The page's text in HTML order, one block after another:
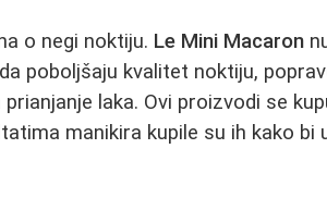
o negi noktiju. Le Mini Macaron
poboljšaju kvalitet noktiju,
laka. Ovi proizvodi se
manikira kupile su ih kako bi